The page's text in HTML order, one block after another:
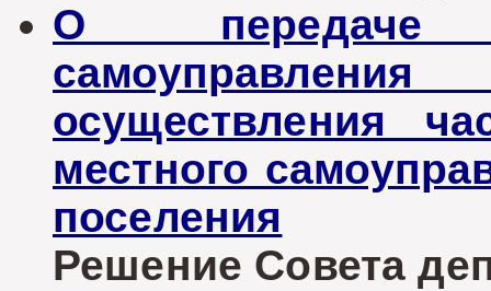
О передаче
осуществления
местного
поселения
Решение Совета